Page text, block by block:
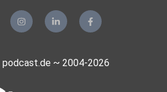
podcast.de ~ 2004-2026